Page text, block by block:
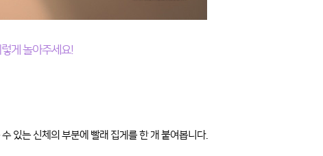
게 놀아주세요!
있는 신체의 부분에 빨래 집게를 한 개 붙여봅니다.